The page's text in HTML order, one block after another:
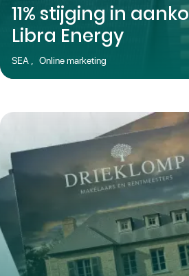
11% stijging in
Libra Energy
SEA , Online marketing